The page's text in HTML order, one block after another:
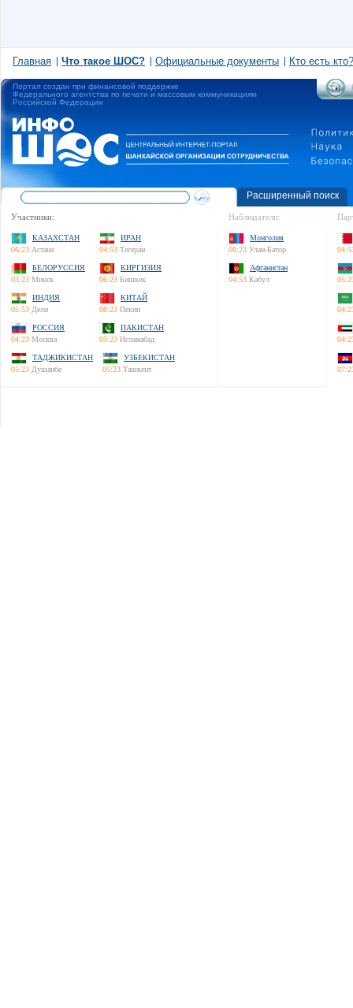
Главная Что такое ШОС? Официальные документы Кто есть кто?
Портал создан при финансовой поддержке
Федерального агентства по печати и массовым коммуникациям
Российской Федерации
Расширенный поиск
Участники:
КАЗАХСТАН
06:23 Астана
ИРАН
04:53 Тегеран
БЕЛОРУССИЯ
03:23 Минск
КИРГИЗИЯ
06:23 Бишкек
ИНДИЯ
05:53 Дели
КИТАЙ
08:23 Пекин
РОССИЯ
04:23 Москва
ПАКИСТАН
05:23 Исламабад
ТАДЖИКИСТАН
05:23 Душанбе
УЗБЕКИСТАН
05:23 Ташкент
Наблюдатели:
Монголия
08:23 Улан-Батор
Афганистан
04:53 Кабул